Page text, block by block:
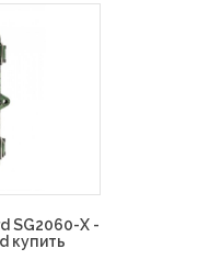
SG2060-X -
купить